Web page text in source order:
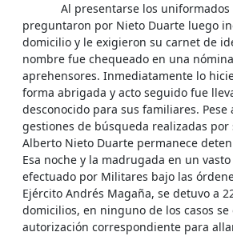
Al presentarse los uniformados
preguntaron por Nieto Duarte luego
domicilio y le exigieron su carnet de
nombre fue chequeado en una
aprehensores. Inmediatamente lo
forma abrigada y acto seguido fue
desconocido para sus familiares.
gestiones de búsqueda realizadas por
Alberto Nieto Duarte permanece
Esa noche y la madrugada en un
efectuado por Militares bajo las
Ejército Andrés Magaña, se detuvo a
domicilios, en ninguno de los casos se
autorización correspondiente para